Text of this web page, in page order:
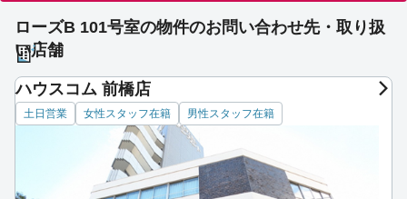
ローズB 101号室の物件のお問い合わせ先・取り扱
い店舗
ハウスコム 前橋店
土日営業 女性スタッフ在籍 男性スタッフ在籍